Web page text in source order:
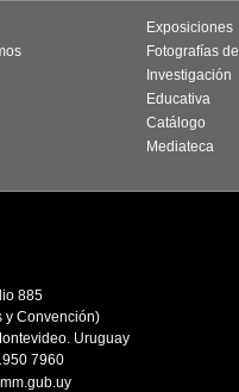
Exposiciones
Fotografías
Investigación
Educativa
Catálogo
Mediateca
885
y Convención)
Uruguay
7960